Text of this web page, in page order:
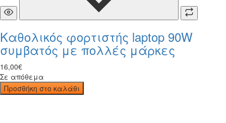
Καθολικός φορτιστής laptop 90W
συμβατός με πολλές μάρκες
16,00€
Σε απόθεμα
Προσθήκη στο καλάθι